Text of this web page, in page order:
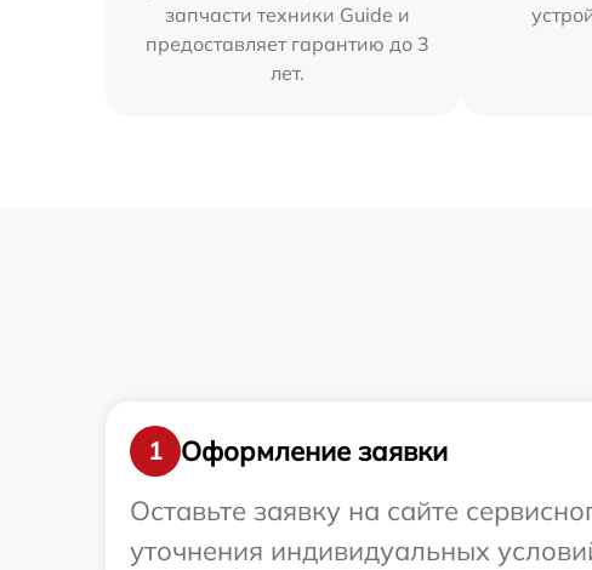
запчасти техники Guide и
предоставляет гарантию до 3
лет.
1
Оформление заявки
Оставьте заявку на сайте
уточнения индивидуальных